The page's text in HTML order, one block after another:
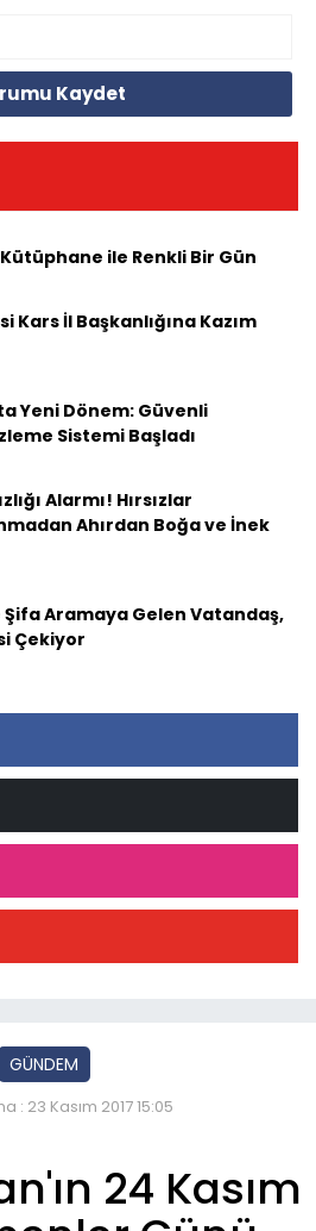
Kaydet
Kütüphane ile Renkli Bir Gün
Kars İl Başkanlığına Kazım
Yeni Dönem: Güvenli
Sistemi Başladı
Alarmı! Hırsızlar
Ahırdan Boğa ve İnek
Şifa Aramaya Gelen Vatandaş,
Çekiyor
GÜNDEM
: 23 Kasım 2017 15:05
24 Kasım